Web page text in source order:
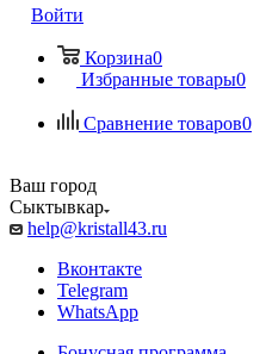
Войти
Корзина0
Избранные товары0
Сравнение товаров0
Ваш город
Сыктывкар
help@kristall43.ru
Вконтакте
Telegram
WhatsApp